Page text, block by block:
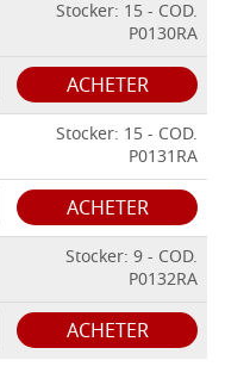
Stocker: 15 - COD.
P0130RA
ACHETER
Stocker: 15 - COD.
P0131RA
ACHETER
Stocker: 9 - COD.
P0132RA
ACHETER